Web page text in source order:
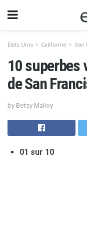
États Unis Californie San
10 superbes
de San
by Betsy Malloy
01 sur 10